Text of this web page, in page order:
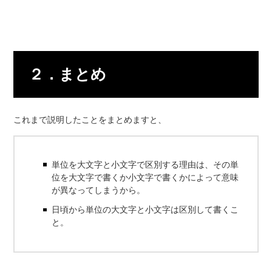
２．まとめ
これまで説明したことをまとめますと、
単位を大文字と小文字で区別する理由は、その単
位を大文字で書くか小文字で書くかによって意味
が異なってしまうから。
日頃から単位の大文字と小文字は区別して書くこ
と。